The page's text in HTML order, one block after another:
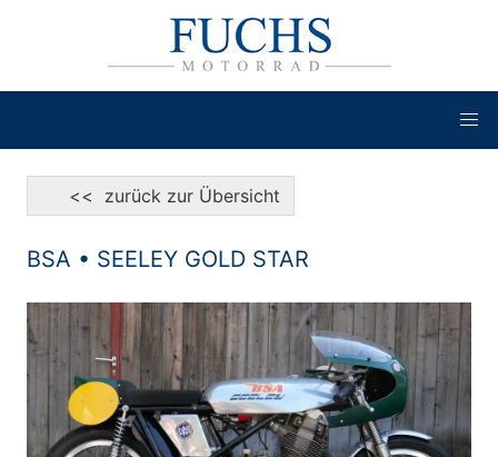
<< zurück zur Übersicht
BSA • SEELEY GOLD STAR